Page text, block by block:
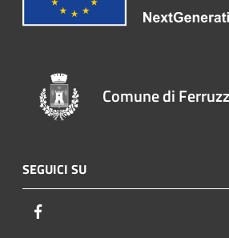
Comune di
SEGUICI SU